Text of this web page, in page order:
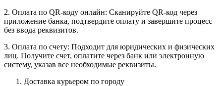
2. Оплата по QR-коду онлайн: Сканируйте QR-код через
приложение банка, подтвердите оплату и завершите процесс
без ввода реквизитов.
3. Оплата по счету: Подходит для юридических и физических
лиц. Получите счет, оплатите через банк или электронную
систему, указав все необходимые реквизиты.
Доставка курьером по городу